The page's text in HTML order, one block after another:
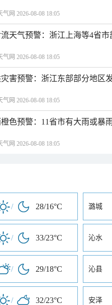
气网 2026-08-08 18:05
天气预警：浙江上海等4省
气网 2026-08-08 18:05
害预警：浙江东部部分地区
气网 2026-08-08 18:05
色预警：11省市有大雨或暴
气网 2026-08-08 18:05
/ 28/16°C 潞城
/ 33/23°C 沁水
/ 29/18°C 沁县
/ 32/23°C 安泽